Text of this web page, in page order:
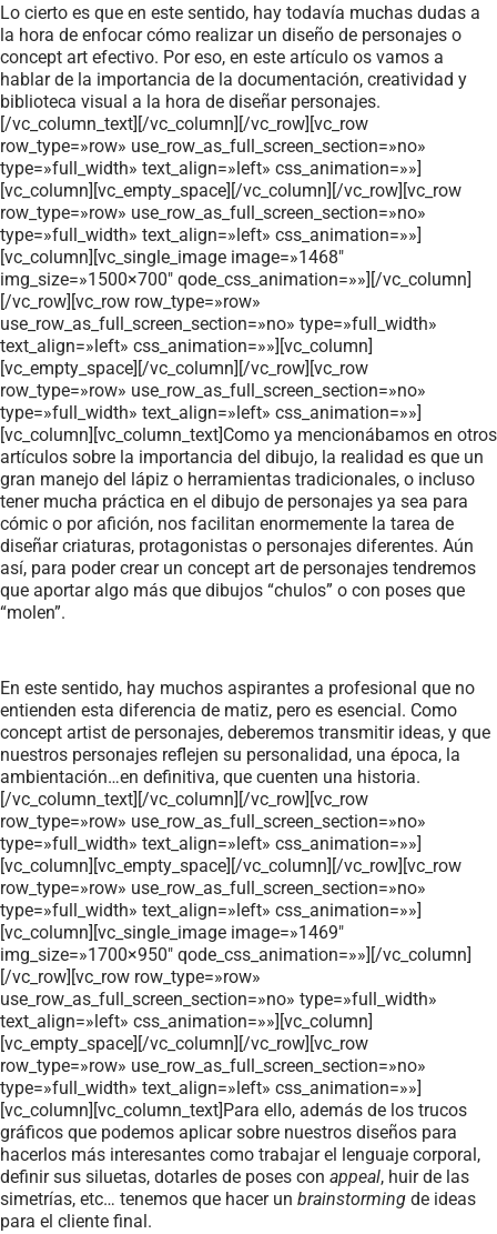
Lo cierto es que en este sentido, hay todavía muchas dudas a
la hora de enfocar cómo realizar un diseño de personajes o
concept art efectivo. Por eso, en este artículo os vamos a
hablar de la importancia de la documentación, creatividad y
biblioteca visual a la hora de diseñar personajes.
[/vc_column_text][/vc_column][/vc_row][vc_row
row_type=»row» use_row_as_full_screen_section=»no»
type=»full_width» text_align=»left» css_animation=»»]
[vc_column][vc_empty_space][/vc_column][/vc_row][vc_row
row_type=»row» use_row_as_full_screen_section=»no»
type=»full_width» text_align=»left» css_animation=»»]
[vc_column][vc_single_image image=»1468″
img_size=»1500×700″ qode_css_animation=»»][/vc_column]
[/vc_row][vc_row row_type=»row»
use_row_as_full_screen_section=»no» type=»full_width»
text_align=»left» css_animation=»»][vc_column]
[vc_empty_space][/vc_column][/vc_row][vc_row
row_type=»row» use_row_as_full_screen_section=»no»
type=»full_width» text_align=»left» css_animation=»»]
[vc_column][vc_column_text]Como ya mencionábamos en otros
artículos sobre la importancia del dibujo, la realidad es que un
gran manejo del lápiz o herramientas tradicionales, o incluso
tener mucha práctica en el dibujo de personajes ya sea para
cómic o por afición, nos facilitan enormemente la tarea de
diseñar criaturas, protagonistas o personajes diferentes. Aún
así, para poder crear un concept art de personajes tendremos
que aportar algo más que dibujos “chulos” o con poses que
“molen”.
En este sentido, hay muchos aspirantes a profesional que no
entienden esta diferencia de matiz, pero es esencial. Como
concept artist de personajes, deberemos transmitir ideas, y que
nuestros personajes reflejen su personalidad, una época, la
ambientación…en definitiva, que cuenten una historia.
[/vc_column_text][/vc_column][/vc_row][vc_row
row_type=»row» use_row_as_full_screen_section=»no»
type=»full_width» text_align=»left» css_animation=»»]
[vc_column][vc_empty_space][/vc_column][/vc_row][vc_row
row_type=»row» use_row_as_full_screen_section=»no»
type=»full_width» text_align=»left» css_animation=»»]
[vc_column][vc_single_image image=»1469″
img_size=»1700×950″ qode_css_animation=»»][/vc_column]
[/vc_row][vc_row row_type=»row»
use_row_as_full_screen_section=»no» type=»full_width»
text_align=»left» css_animation=»»][vc_column]
[vc_empty_space][/vc_column][/vc_row][vc_row
row_type=»row» use_row_as_full_screen_section=»no»
type=»full_width» text_align=»left» css_animation=»»]
[vc_column][vc_column_text]Para ello, además de los trucos
gráficos que podemos aplicar sobre nuestros diseños para
hacerlos más interesantes como trabajar el lenguaje corporal,
definir sus siluetas, dotarles de poses con appeal, huir de las
simetrías, etc… tenemos que hacer un brainstorming de ideas
para el cliente final.